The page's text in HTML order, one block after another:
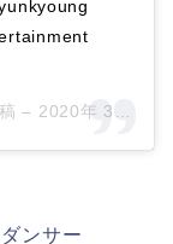
– 2020年 3月月4日午後4時34分PST
ンサー